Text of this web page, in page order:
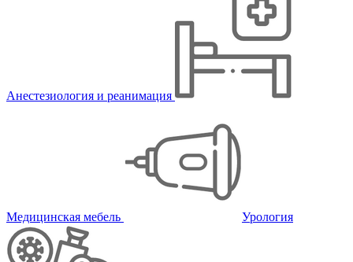
Анестезиология и реанимация
Медицинская мебель Урология